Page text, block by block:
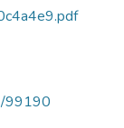
99190